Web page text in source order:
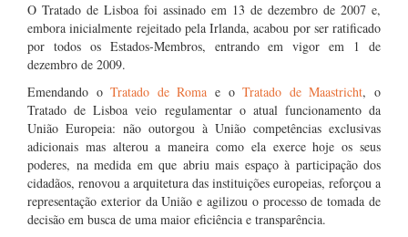
O Tratado de Lisboa foi assinado em 13 de dezembro de 2007 e,
embora inicialmente rejeitado pela Irlanda, acabou por ser ratificado
por todos os Estados-Membros, entrando em vigor em 1 de
dezembro de 2009.
Emendando oTratado de Roma e oTratado de Maastricht, o
Tratado de Lisboa veio regulamentar o atual funcionamento da
União Europeia: não outorgou à União competências exclusivas
adicionais mas alterou a maneira como ela exerce hoje os seus
poderes, na medida em que abriu mais espaço à participação dos
cidadãos, renovou a arquitetura das instituições europeias, reforçou a
representação exterior da União e agilizou o processo de tomada de
decisão em busca de uma maior eficiência e transparência.